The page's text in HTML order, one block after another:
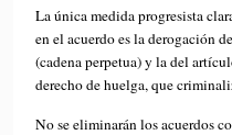
La única medida progresista
en el acuerdo es la derogación
(cadena perpetua) y la del
derecho de huelga, que
No se eliminarán los acuerdos